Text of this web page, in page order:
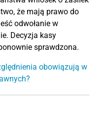
że mają prawo do
odwołanie w
Decyzja kasy
sprawdzona.
obowiązują w